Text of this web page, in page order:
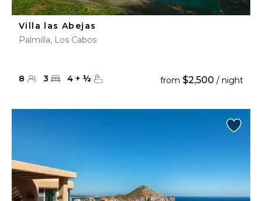
Villa las Abejas
Palmilla, Los Cabos
8 3 4 + ½ from $2,500 / night